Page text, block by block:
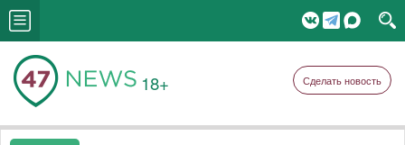
18+ Сделать новость